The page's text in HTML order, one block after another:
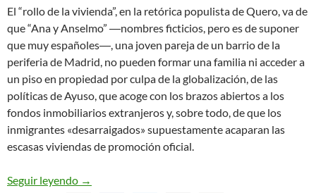
El “rollo de la vivienda”, en la retórica populista de Quero, va de
que “Ana y Anselmo” ―nombres ficticios, pero es de suponer
que muy españoles―, una joven pareja de un barrio de la
periferia de Madrid, no pueden formar una familia ni acceder a
un piso en propiedad por culpa de la globalización, de las
políticas de Ayuso, que acoge con los brazos abiertos a los
fondos inmobiliarios extranjeros y, sobre todo, de que los
inmigrantes «desarraigados» supuestamente acaparan las
escasas viviendas de promoción oficial.
Seguir leyendo El huevo de la serpiente: la ola ultra como
→